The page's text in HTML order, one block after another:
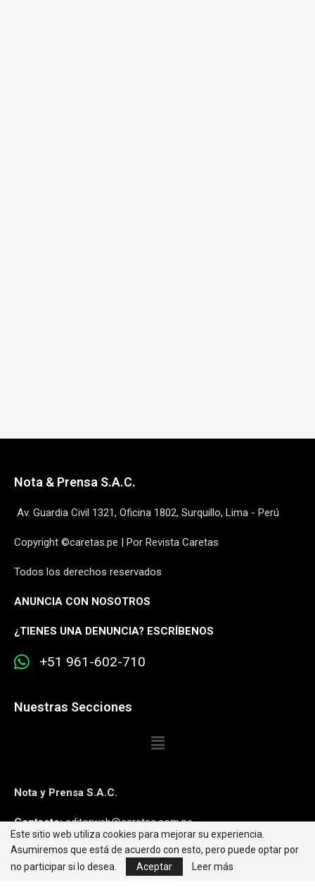
Nota & Prensa S.A.C.
Av. Guardia Civil 1321, Oficina 1802, Surquillo, Lima - Perú
Copyright ©caretas.pe | Por Revista Caretas
Todos los derechos reservados
ANUNCIA CON NOSOTROS
¿TIENES UNA DENUNCIA? ESCRÍBENOS
+51 961-602-710
Nuestras Secciones
Nota y Prensa S.A.C.
Contacto:editorweb@caretas.com.pe
Síguenos:
Este sitio web utiliza cookies para mejorar su experiencia.
Asumiremos que está de acuerdo con esto, pero puede optar por
no participar si lo desea.
Aceptar Leer más